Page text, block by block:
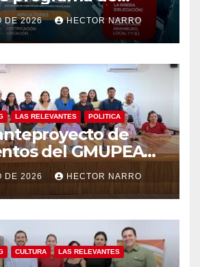
agricultores,
y apicultores
DE 2026 HECTOR NARRO
LAS RELEVANTES POLITICA
de
del GMUPEA
DE 2026 HECTOR NARRO
CULTURA LAS RELEVANTES